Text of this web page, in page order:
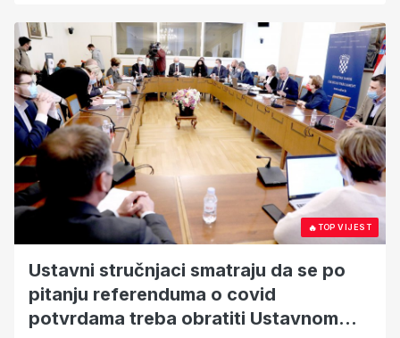
🔥TOP VIJEST
Ustavni stručnjaci smatraju da se po
pitanju referenduma o covid
potvrdama treba obratiti Ustavnom